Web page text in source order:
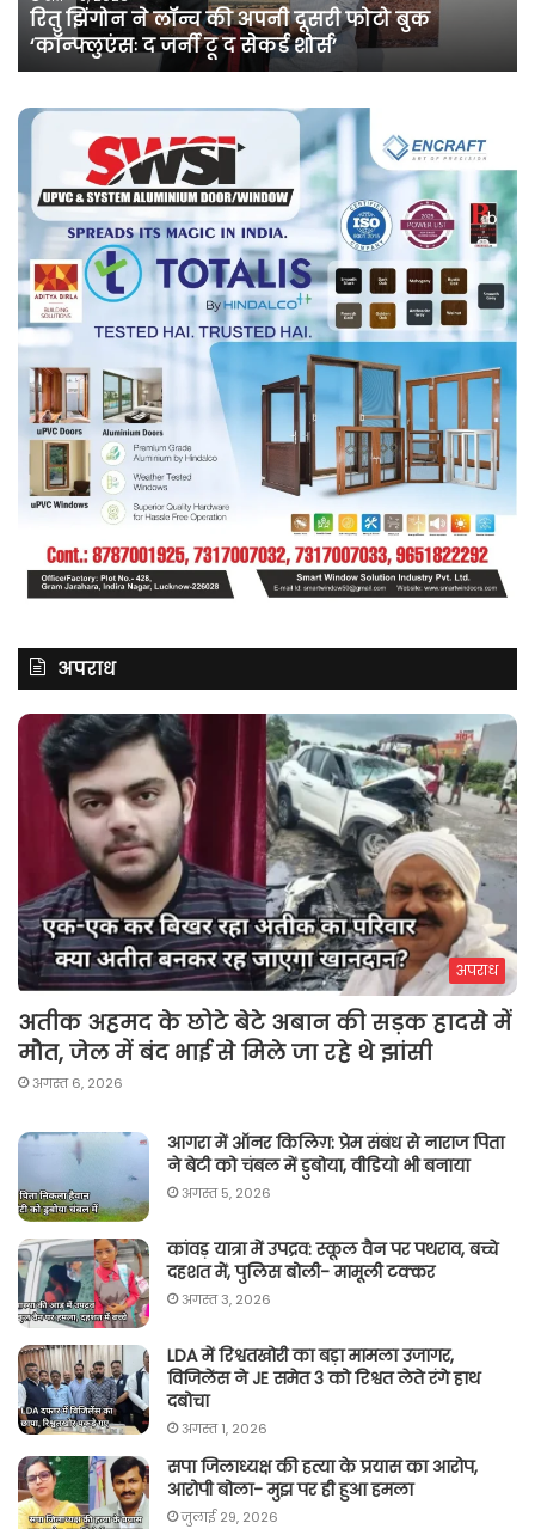
बुक
‘कॉन्फ्लुएंसः
द
टू
शोर्स’
रितु झिंगोन ने लॉन्च की अपनी दूसरी फोटो बुक
‘कॉन्फ्लुएंसः द जर्नी टू द सेकर्ड शोर्स’
अपराध
अपराध
अतीक अहमद के छोटे बेटे अबान की सड़क हादसे में
मौत, जेल में बंद भाई से मिले जा रहे थे झांसी
अगस्त 6, 2026
आगरा में ऑनर किलिग़: प्रेम संबंध से नाराज पिता
ने बेटी को चंबल में डुबोया, वीडियो भी बनाया
अगस्त 5, 2026
कांवड़ यात्रा में उपद्रव: स्कूल वैन पर पथराव, बच्चे
दहशत में, पुलिस बोली- मामूली टक्कर
अगस्त 3, 2026
LDA में रिश्वतखोरी का बड़ा मामला उजागर,
विजिलेंस ने JE समेत 3 को रिश्वत लेते रंगे हाथ
दबोचा
अगस्त 1, 2026
सपा जिलाध्यक्ष की हत्या के प्रयास का आरोप,
आरोपी बोला- मुझ पर ही हुआ हमला
जुलाई 29, 2026